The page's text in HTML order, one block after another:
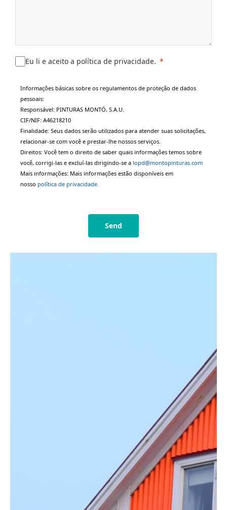
Eu li e aceito a política de privacidade.
Informações básicas sobre os regulamentos de proteção de dados
pessoais:
Responsável: PINTURAS MONTÓ, S.A.U.
CIF/NIF: A46218210
Finalidade: Seus dados serão utilizados para atender suas solicitações,
relacionar-se com você e prestar-lhe nossos serviços.
Direitos: Você tem o direito de saber quais informações temos sobre
você, corrigi-las e excluí-las dirigindo-se a lopd@montopinturas.com
Mais informações: Mais informações estão disponíveis em
nosso política de privacidade.
Send